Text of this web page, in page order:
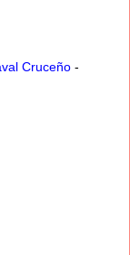
Cruceño -